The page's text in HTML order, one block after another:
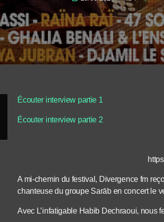
Écouter interview partie 1
Écouter interview partie 2
A mi-chemin du festival, Divergence fm
chanteuse du groupe Sarāb en concert le
Avec L’infatigable Habib Dechraoui, nous